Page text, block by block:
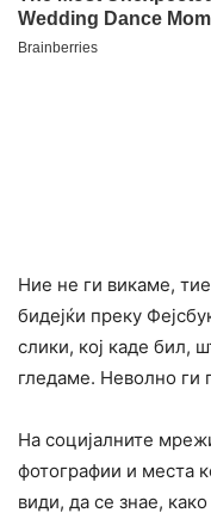
Ние не ги викаме,
бидејќи преку
слики, кој каде бил,
гледаме. Неволно ги
На социјалните
фотографии и места
види, да се знае,